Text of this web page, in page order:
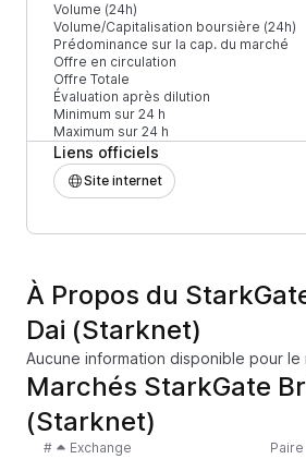
Volume (24h)
Volume/Capitalisation boursière (24h)
Prédominance sur la cap. du marché
Offre en circulation
Offre Totale
Évaluation après dilution
Minimum sur 24 h
Maximum sur 24 h
Liens officiels
Site internet
À Propos du
Dai (Starknet)
Aucune information disponible pour le
Marchés StarkGate
(Starknet)
# Exchange Paire